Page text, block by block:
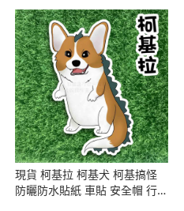
現貨 柯基拉 柯基犬 柯基搞怪
防曬防水貼紙 車貼 安全帽 行李